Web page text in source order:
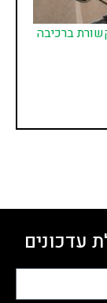
ברכיבה
עדכונים